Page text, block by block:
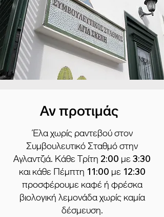
Αν προτιμάς
Έλα χωρίς ραντεβού στον
Συμβουλευτικό Σταθμό στην
Αγλαντζιά. Κάθε Τρίτη 2:00 με 3:30
και κάθε Πέμπτη 11:00 με 12:30
προσφέρουμε καφέ ή φρέσκα
βιολογική λεμονάδα χωρίς καμία
δέσμευση.